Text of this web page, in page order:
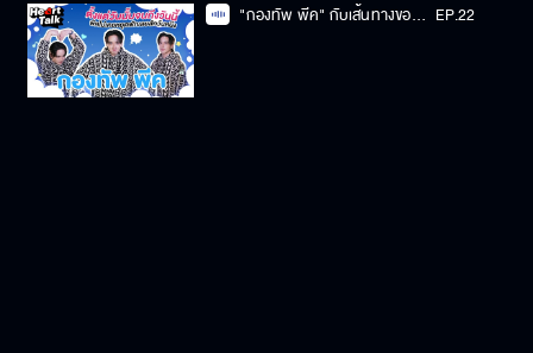
"กองทัพ พีค" กับเส้นทางของการเป็นไอดอลและนักแสดง EP.22